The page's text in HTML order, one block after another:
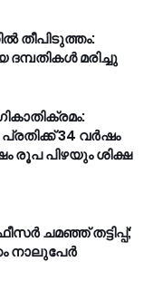
തീപിടുത്തം:
മരിച്ചു
34 വര്‍ഷം
രൂപ പിഴയും ശിക്ഷ
ചമഞ്ഞ് തട്ടിപ്പ്;
നാലുപേർ